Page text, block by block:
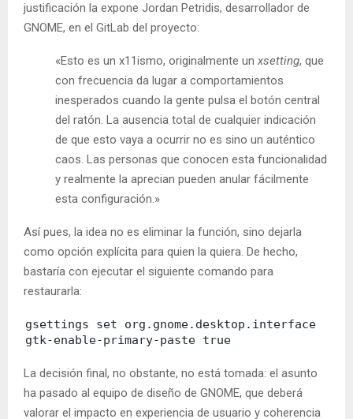
justificación la expone Jordan Petridis, desarrollador de
GNOME, en el GitLab del proyecto:
«Esto es un x11ismo, originalmente un xsetting, que
con frecuencia da lugar a comportamientos
inesperados cuando la gente pulsa el botón central
del ratón. La ausencia total de cualquier indicación
de que esto vaya a ocurrir no es sino un auténtico
caos. Las personas que conocen esta funcionalidad
y realmente la aprecian pueden anular fácilmente
esta configuración.»
Así pues, la idea no es eliminar la función, sino dejarla
como opción explícita para quien la quiera. De hecho,
bastaría con ejecutar el siguiente comando para
restaurarla:
gsettings set org.gnome.desktop.interface
gtk-enable-primary-paste true
La decisión final, no obstante, no está tomada: el asunto
ha pasado al equipo de diseño de GNOME, que deberá
valorar el impacto en experiencia de usuario y coherencia